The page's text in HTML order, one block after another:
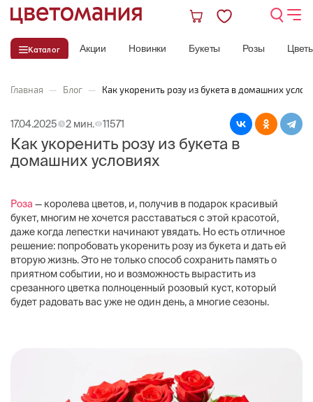
Каталог Акции Новинки Букеты Розы
Главная — Блог — Как укоренить розу из букета в домашних
17.04.2025 2 мин. 11571
Как укоренить розу из букета в
домашних условиях
Роза — королева цветов, и, получив в подарок красивый
букет, многим не хочется расставаться с этой красотой,
даже когда лепестки начинают увядать. Но есть отличное
решение: попробовать укоренить розу из букета и дать ей
вторую жизнь. Это не только способ сохранить память о
приятном событии, но и возможность вырастить из
срезанного цветка полноценный розовый куст, который
будет радовать вас уже не один день, а многие сезоны.